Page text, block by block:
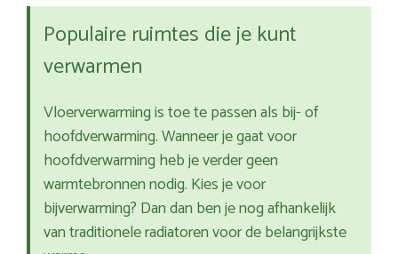
Populaire ruimtes die je kunt
verwarmen
Vloerverwarming is toe te passen als bij- of
hoofdverwarming. Wanneer je gaat voor
hoofdverwarming heb je verder geen
warmtebronnen nodig. Kies je voor
bijverwarming? Dan dan ben je nog afhankelijk
van traditionele radiatoren voor de belangrijkste